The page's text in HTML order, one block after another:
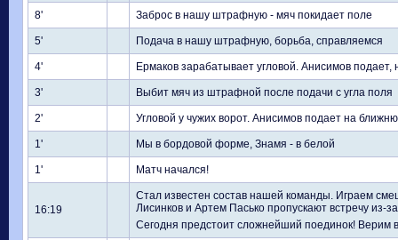
8' Заброс в нашу штрафную - мяч покидает поле
5' Подача в нашу штрафную, борьба, справляемся
4' Ермаков зарабатывает угловой. Анисимов
3' Выбит мяч из штрафной после подачи с угла поля
2' Угловой у чужих ворот. Анисимов подает на
1' Мы в бордовой форме, Знамя - в белой
1' Матч начался!
16:19
Стал известен состав нашей команды. Играем
Лисинков и Артем Пасько пропускают встречу из-
Сегодня предстоит сложнейший поединок! Верим